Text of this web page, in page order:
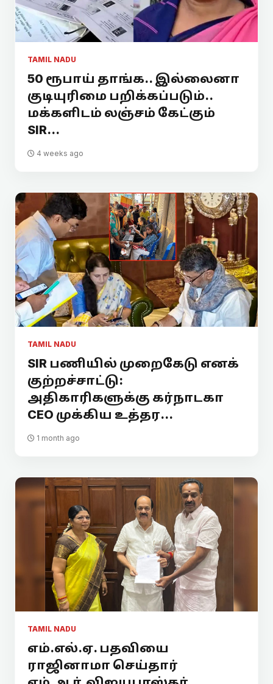
TAMIL NADU
50 ரூபாய் தாங்க.. இல்லைனா
குடியுரிமை பறிக்கப்படும்..
மக்களிடம் லஞ்சம் கேட்கும்
SIR...
4 weeks ago
TAMIL NADU
SIR பணியில் முறைகேடு எனக்
குற்றச்சாட்டு:
அதிகாரிகளுக்கு கர்நாடகா
CEO முக்கிய உத்தர...
1 month ago
TAMIL NADU
எம்.எல்.ஏ. பதவியை
ராஜினாமா செய்தார்